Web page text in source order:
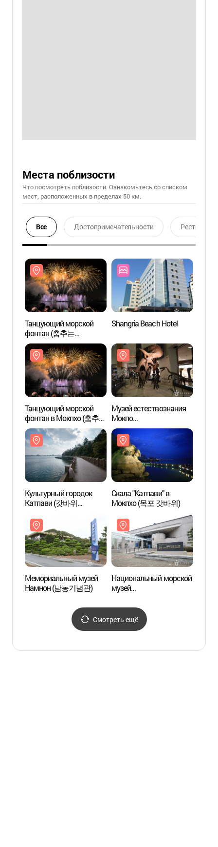
Места поблизости
Что посмотреть поблизости. Ознакомьтесь со списком
мест, расположенных в пределах 50 км.
Все Достопримечательности Ресторан
Танцующий морской
фонтан (춤추는
바다분수)
Shangria Beach Hotel
Танцующий морской
фонтан в Мокпхо (춤추는
바다분수)
Музей естествознания
Мокпо
(목포자연사박물관)
Культурный городок
Катпави (갓바위
Скала "Катпави" в
Мокпхо (목포 갓바위)
Мемориальный музей
Намнон (남농기념관)
Национальный морской
музей
Смотреть ещё